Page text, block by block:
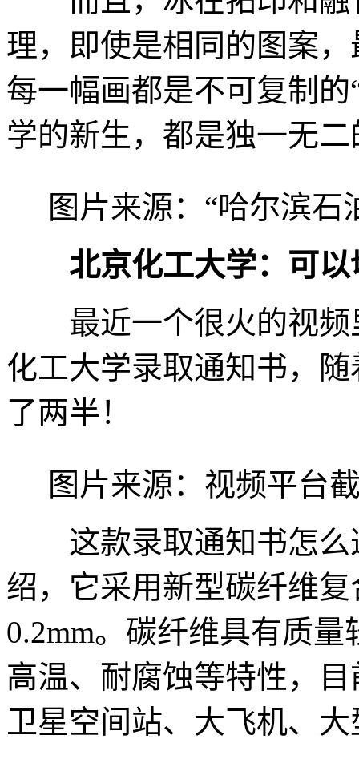
理，即使是相同的图案
每一幅画都是不可复制
学的新生，都是独一无
图片来源：“哈尔滨石
北京化工大学：可
最近一个很火的视频
化工大学录取通知书，
了两半！
图片来源：视频平台
这款录取通知书怎么
绍，它采用新型碳纤维
0.2mm。碳纤维具有质
高温、耐腐蚀等特性，
卫星空间站、大飞机、